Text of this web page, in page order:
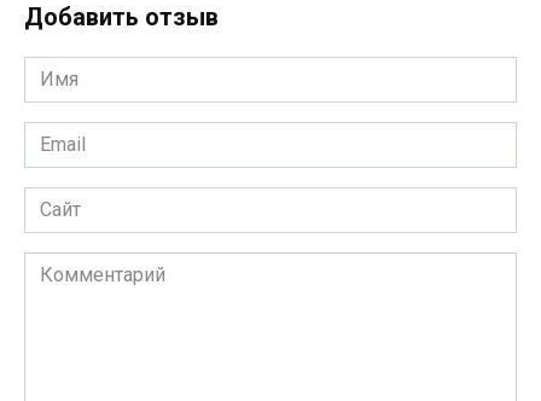
Добавить отзыв
Имя
*
Email
*
Сайт
Комментарий